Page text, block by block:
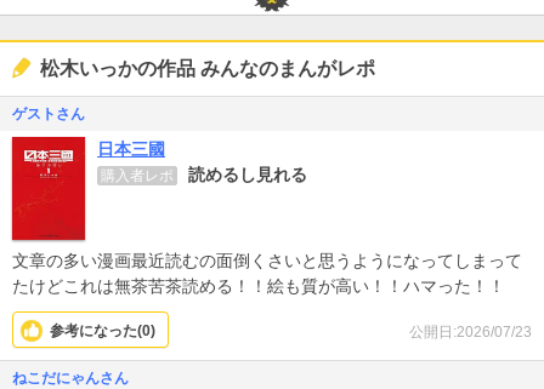
松木いっかの作品 みんなのまんがレポ
ゲストさん
日本三國
購入者レポ 読めるし見れる
文章の多い漫画最近読むの面倒くさいと思うようになってしまって
たけどこれは無茶苦茶読める！！絵も質が高い！！ハマった！！
公開日:2026/07/23
参考になった(0)
ねこだにゃんさん